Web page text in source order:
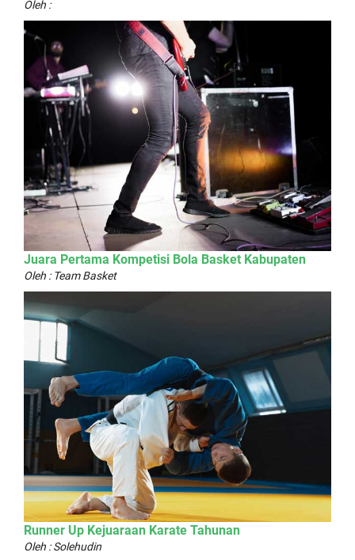
Oleh :
Juara Pertama Kompetisi Bola Basket Kabupaten
Oleh : Team Basket
Runner Up Kejuaraan Karate Tahunan
Oleh : Solehudin